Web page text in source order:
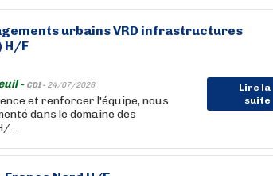
urbains VRD infrastructures
H/F
- CDI - 24/07/2026
Lire la
suite
et renforcer l'équipe, nous
dans le domaine des
...